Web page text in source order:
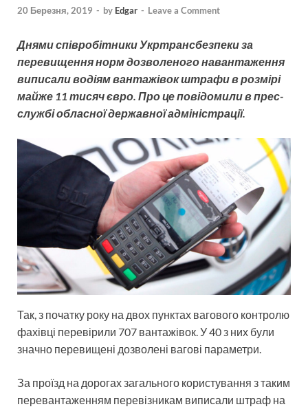
20 Березня, 2019 - by Edgar - Leave a Comment
Днями співробітники Укртрансбезпеки за
перевищення норм дозволеного навантаження
виписали водіям вантажівок штрафи в розмірі
майже 11 тисяч євро. Про це повідомили в прес-
службі обласної державної адміністрації.
Так, з початку року на двох пунктах вагового контролю
фахівці перевірили 707 вантажівок. У 40 з них були
значно перевищені дозволені вагові параметри.
За проїзд на дорогах загального користування з таким
перевантаженням перевізникам виписали штраф на